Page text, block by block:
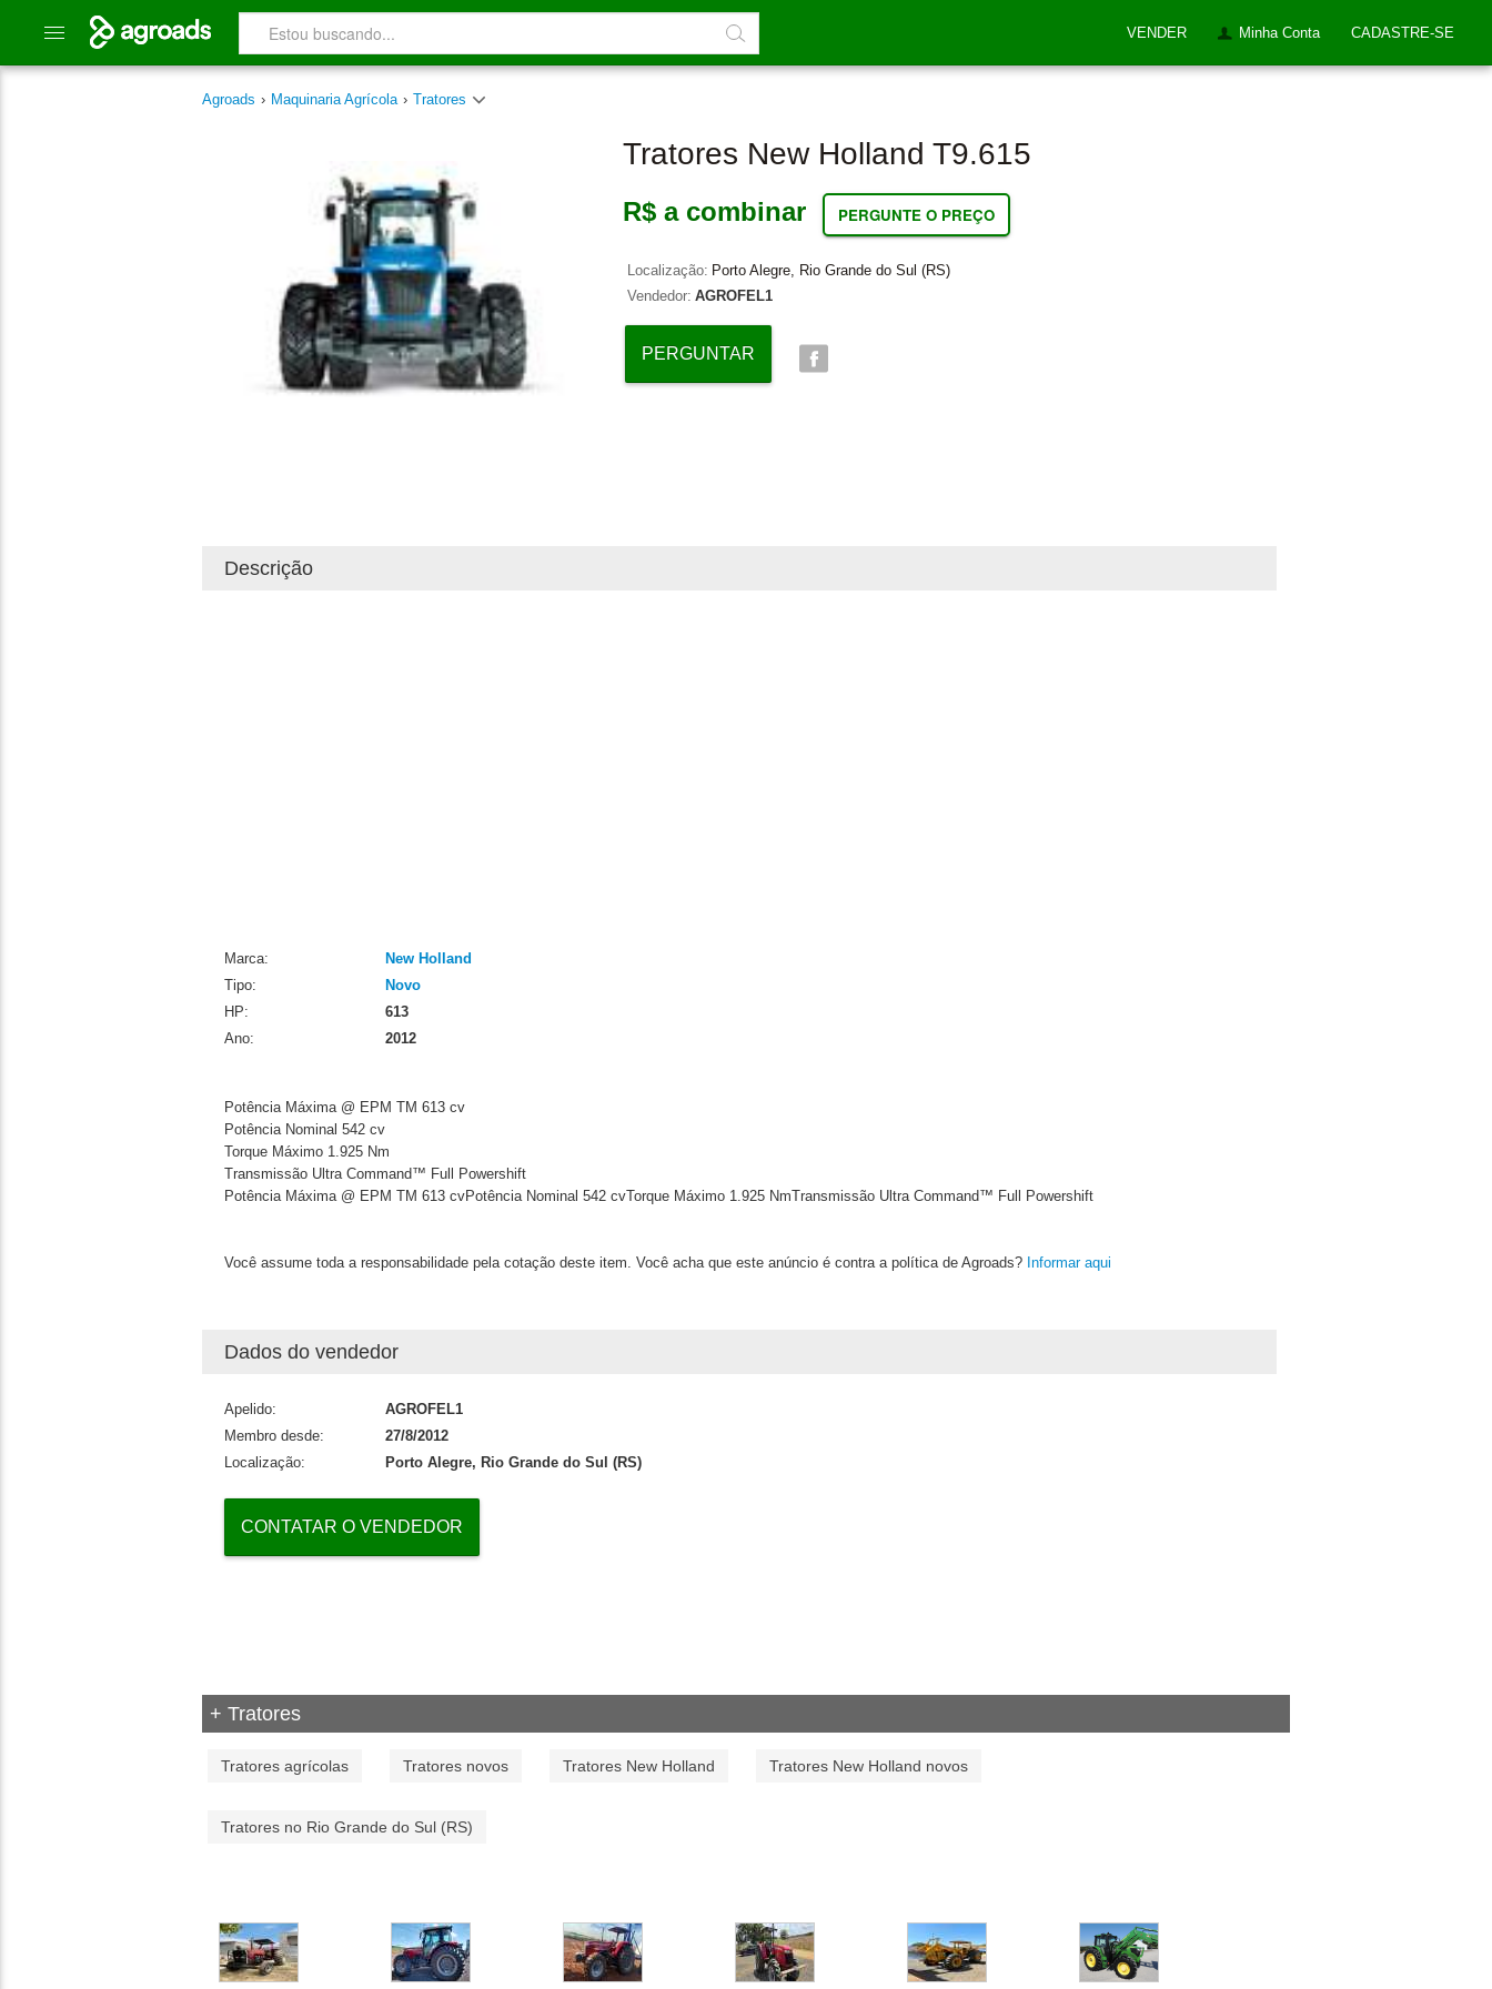
VENDER Minha Conta CADASTRE-SE
Agroads › Maquinaria Agrícola › Tratores
Tratores New Holland T9.615
R$ a combinar PERGUNTE O PREÇO
Localização: Porto Alegre, Rio Grande do Sul (RS)
Vendedor: AGROFEL1
PERGUNTAR
Descrição
Marca:
New Holland
Tipo:
Novo
HP:
613
Ano:
2012
Potência Máxima @ EPM TM 613 cv
Potência Nominal 542 cv
Torque Máximo 1.925 Nm
Transmissão Ultra Command™ Full Powershift
Potência Máxima @ EPM TM 613 cvPotência Nominal 542 cvTorque Máximo 1.925 NmTransmissão Ultra Command™ Full Powershift
Você assume toda a responsabilidade pela cotação deste item. Você acha que este anúncio é contra a política de Agroads? Informar aqui
Dados do vendedor
Apelido:
AGROFEL1
Membro desde:
27/8/2012
Localização:
Porto Alegre, Rio Grande do Sul (RS)
CONTATAR O VENDEDOR
+ Tratores
Tratores agrícolas Tratores novos Tratores New Holland Tratores New Holland novos
Tratores no Rio Grande do Sul (RS)